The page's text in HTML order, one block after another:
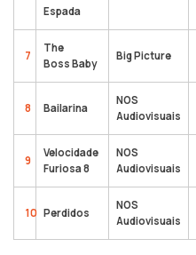
Espada
7
The
Boss Baby
Big Picture
8 Bailarina
NOS
Audiovisuais
9
Velocidade
Furiosa 8
NOS
Audiovisuais
10 Perdidos
NOS
Audiovisuais